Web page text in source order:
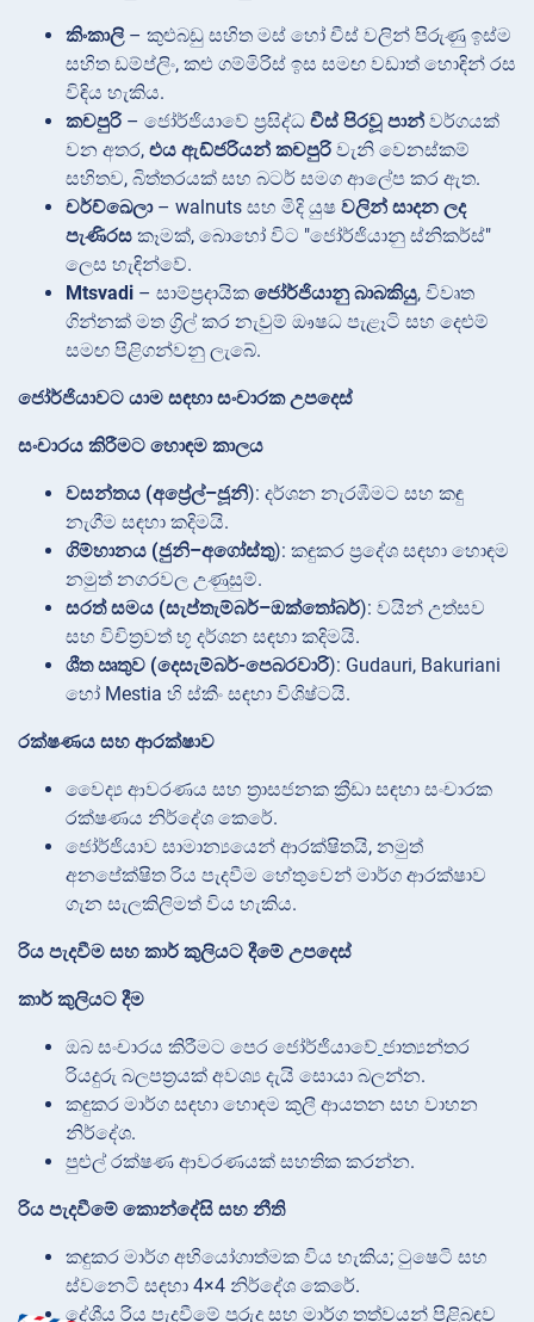
කිංකාලි – කුළුබඩු සහිත මස් හෝ චීස් වලින් පිරුණු ඉස්ම
සහිත ඩම්ප්ලිං, කළු ගම්මිරිස් ඉස සමඟ වඩාත් හොඳින් රස
විඳිය හැකිය.
කචපුරි – ජෝර්ජියාවේ ප්‍රසිද්ධ චීස් පිරවූ පාන් වර්ගයක්
වන අතර, එය ඇඩ්ජරියන් කචපුරි වැනි වෙනස්කම්
සහිතව, බිත්තරයක් සහ බටර් සමග ආලේප කර ඇත.
චර්ච්ඛෙලා– walnuts සහ මිදි යුෂ වලින් සාදන ලද
පැණිරස කෑමක්, බොහෝ විට "ජෝර්ජියානු ස්නිකර්ස්"
ලෙස හැඳින්වේ.
Mtsvadi – සාම්ප්‍රදායික ජෝර්ජියානු බාබකියු, විවෘත
ගින්නක් මත ග්‍රිල් කර නැවුම් ඖෂධ පැළෑටි සහ දෙළුම්
සමඟ පිළිගන්වනු ලැබේ.
ජෝර්ජියාවට යාම සඳහා සංචාරක උපදෙස්
සංචාරය කිරීමට හොඳම කාලය
වසන්තය (අප්‍රේල්–ජූනි): දර්ශන නැරඹීමට සහ කඳු
නැගීම සඳහා කදිමයි.
ගිම්හානය (ජුනි–අගෝස්තු): කඳුකර ප්‍රදේශ සඳහා හොඳම
නමුත් නගරවල උණුසුම්.
සරත් සමය (සැප්තැම්බර්–ඔක්තෝබර්): වයින් උත්සව
සහ විචිත්‍රවත් භූ දර්ශන සඳහා කදිමයි.
ශීත ඍතුව (දෙසැම්බර්-පෙබරවාරි): Gudauri, Bakuriani
හෝ Mestia හි ස්කීං සඳහා විශිෂ්ටයි.
රක්ෂණය සහ ආරක්ෂාව
වෛද්‍ය ආවරණය සහ ත්‍රාසජනක ක්‍රීඩා සඳහා සංචාරක
රක්ෂණය නිර්දේශ කෙරේ.
ජෝර්ජියාව සාමාන්‍යයෙන් ආරක්ෂිතයි, නමුත්
අනපේක්ෂිත රිය පැදවීම හේතුවෙන් මාර්ග ආරක්ෂාව
ගැන සැලකිලිමත් විය හැකිය.
රිය පැදවීම සහ කාර් කුලියට දීමේ උපදෙස්
කාර් කුලියට දීම
ඔබ සංචාරය කිරීමට පෙර ජෝර්ජියාවේ ජාත්‍යන්තර
රියදුරු බලපත්‍රයක් අවශ්‍ය දැයි සොයා බලන්න.
කඳුකර මාර්ග සඳහා හොඳම කුලී ආයතන සහ වාහන
නිර්දේශ.
පුළුල් රක්ෂණ ආවරණයක් සහතික කරන්න.
රිය පැදවීමේ කොන්දේසි සහ නීති
කඳුකර මාර්ග අභියෝගාත්මක විය හැකිය; ටුෂෙටි සහ
ස්වනෙටි සඳහා 4×4 නිර්දේශ කෙරේ.
දේශීය රිය පැදවීමේ පුරුදු සහ මාර්ග තත්වයන් පිළිබඳව